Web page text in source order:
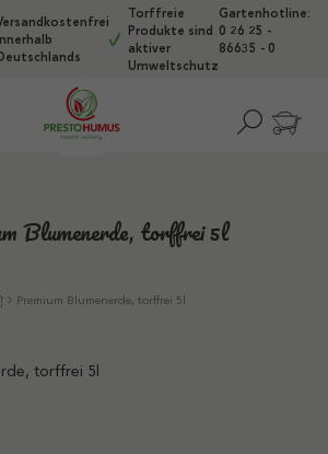
Torffreie
Produkte sind
aktiver
Umweltschutz
Gartenhotline:
0 26 25 -
86635 - 0
Blumenerde, torffrei 5l
Premium Blumenerde, torffrei 5l